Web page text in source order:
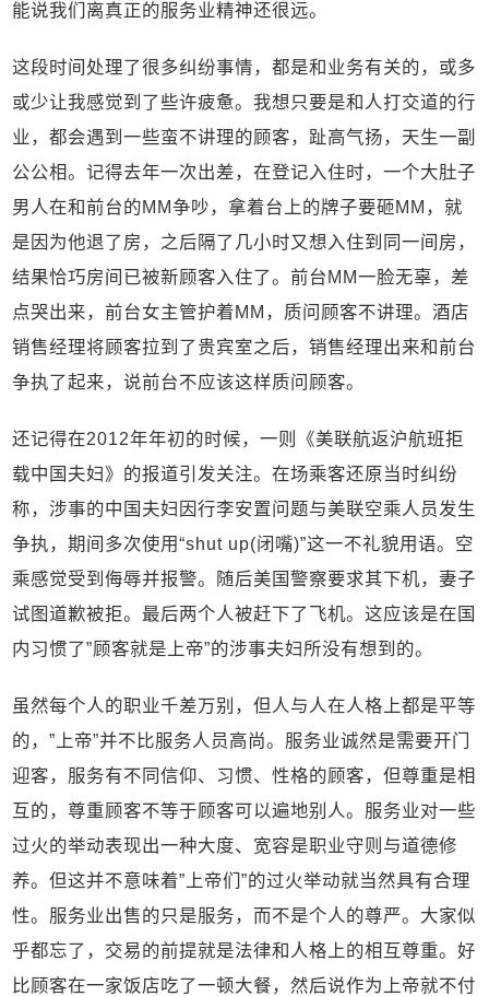
能说我们离真正的服务业精神还很远。
这段时间处理了很多纠纷事情，都是和业务有关的，或多
或少让我感觉到了些许疲惫。我想只要是和人打交道的行
业，都会遇到一些蛮不讲理的顾客，趾高气扬，天生一副
公公相。记得去年一次出差，在登记入住时，一个大肚子
男人在和前台的MM争吵，拿着台上的牌子要砸MM，就
是因为他退了房，之后隔了几小时又想入住到同一间房，
结果恰巧房间已被新顾客入住了。前台MM一脸无辜，差
点哭出来，前台女主管护着MM，质问顾客不讲理。酒店
销售经理将顾客拉到了贵宾室之后，销售经理出来和前台
争执了起来，说前台不应该这样质问顾客。
还记得在2012年年初的时候，一则《美联航返沪航班拒
载中国夫妇》的报道引发关注。在场乘客还原当时纠纷
称，涉事的中国夫妇因行李安置问题与美联空乘人员发生
争执，期间多次使用“shut up(闭嘴)”这一不礼貌用语。空
乘感觉受到侮辱并报警。随后美国警察要求其下机，妻子
试图道歉被拒。最后两个人被赶下了飞机。这应该是在国
内习惯了”顾客就是上帝”的涉事夫妇所没有想到的。
虽然每个人的职业千差万别，但人与人在人格上都是平等
的，”上帝”并不比服务人员高尚。服务业诚然是需要开门
迎客，服务有不同信仰、习惯、性格的顾客，但尊重是相
互的，尊重顾客不等于顾客可以遍地别人。服务业对一些
过火的举动表现出一种大度、宽容是职业守则与道德修
养。但这并不意味着”上帝们”的过火举动就当然具有合理
性。服务业出售的只是服务，而不是个人的尊严。大家似
乎都忘了，交易的前提就是法律和人格上的相互尊重。好
比顾客在一家饭店吃了一顿大餐，然后说作为上帝就不付